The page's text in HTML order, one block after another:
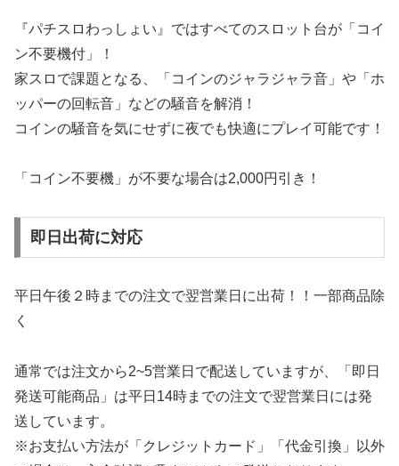
『パチスロわっしょい』ではすべてのスロット台が「コイ
ン不要機付」！
家スロで課題となる、「コインのジャラジャラ音」や「ホ
ッパーの回転音」などの騒音を解消！
コインの騒音を気にせずに夜でも快適にプレイ可能です！
「コイン不要機」が不要な場合は2,000円引き！
即日出荷に対応
平日午後２時までの注文で翌営業日に出荷！！一部商品除
く
通常では注文から2~5営業日で配送していますが、「即日
発送可能商品」は平日14時までの注文で翌営業日には発
送しています。
※お支払い方法が「クレジットカード」「代金引換」以外